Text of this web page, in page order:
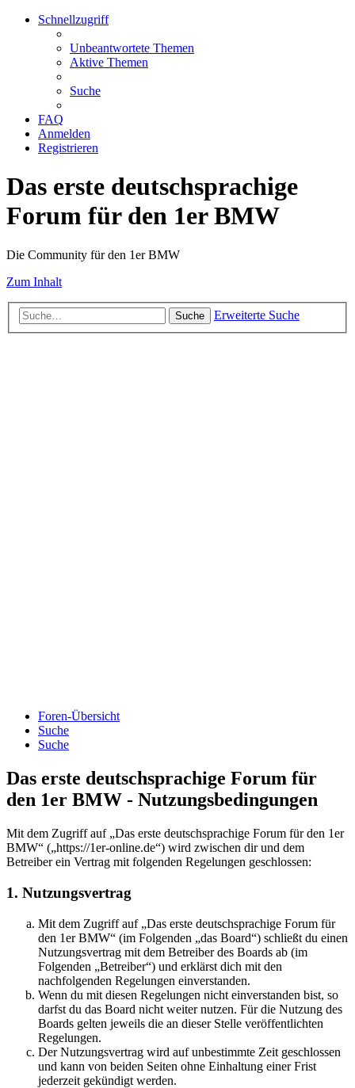
Schnellzugriff
Unbeantwortete Themen
Aktive Themen
Suche
FAQ
Anmelden
Registrieren
Das erste deutschsprachige
Forum für den 1er BMW
Die Community für den 1er BMW
Zum Inhalt
Suche Erweiterte Suche
Foren-Übersicht
Suche
Suche
Das erste deutschsprachige Forum für
den 1er BMW - Nutzungsbedingungen
Mit dem Zugriff auf „Das erste deutschsprachige Forum für den 1er
BMW“ („https://1er-online.de“) wird zwischen dir und dem
Betreiber ein Vertrag mit folgenden Regelungen geschlossen:
1. Nutzungsvertrag
Mit dem Zugriff auf „Das erste deutschsprachige Forum für
den 1er BMW“ (im Folgenden „das Board“) schließt du einen
Nutzungsvertrag mit dem Betreiber des Boards ab (im
Folgenden „Betreiber“) und erklärst dich mit den
nachfolgenden Regelungen einverstanden.
Wenn du mit diesen Regelungen nicht einverstanden bist, so
darfst du das Board nicht weiter nutzen. Für die Nutzung des
Boards gelten jeweils die an dieser Stelle veröffentlichten
Regelungen.
Der Nutzungsvertrag wird auf unbestimmte Zeit geschlossen
und kann von beiden Seiten ohne Einhaltung einer Frist
jederzeit gekündigt werden.